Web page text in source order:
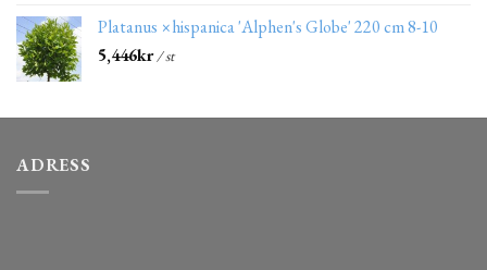
Platanus ×hispanica 'Alphen's Globe' 220 cm 8-10
5,446kr/ st
ADRESS